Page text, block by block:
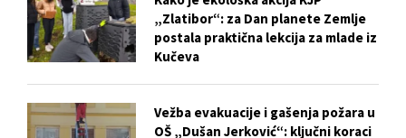
„Zlatibor“: za Dan planete Zemlje
postala praktična lekcija za mlade iz
Kučeva
Vežba evakuacije i gašenja požara u
OŠ „Dušan Jerković“: ključni koraci